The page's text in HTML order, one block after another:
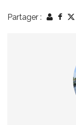
Partager :